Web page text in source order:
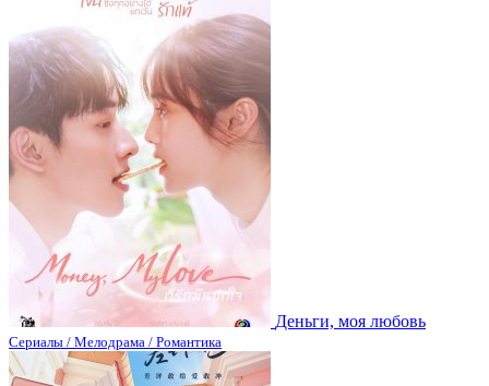
Деньги, моя любовь
Сериалы / Мелодрама / Романтика